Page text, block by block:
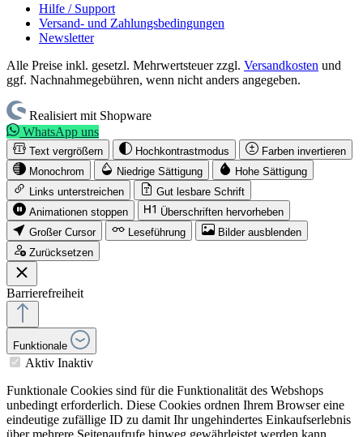
Hilfe / Support
Versand- und Zahlungsbedingungen
Newsletter
Alle Preise inkl. gesetzl. Mehrwertsteuer zzgl. Versandkosten und
ggf. Nachnahmegebühren, wenn nicht anders angegeben.
Realisiert mit Shopware
WhatsApp uns
Text vergrößern Hochkontrastmodus
Farben invertieren
Monochrom
Niedrige Sättigung
Hohe Sättigung
Links unterstreichen
Gut lesbare Schrift
Animationen stoppen
Überschriften hervorheben
Großer Cursor
Leseführung
Bilder ausblenden
Zurücksetzen
Barrierefreiheit
Funktionale
Aktiv Inaktiv
Funktionale Cookies sind für die Funktionalität des Webshops
unbedingt erforderlich. Diese Cookies ordnen Ihrem Browser eine
eindeutige zufällige ID zu damit Ihr ungehindertes Einkaufserlebnis
über mehrere Seitenaufrufe hinweg gewährleistet werden kann.